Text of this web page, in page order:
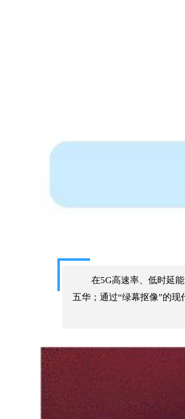
在5G高速率、低时延
五华；通过“绿幕抠像”的